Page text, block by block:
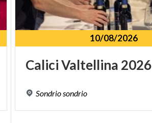
10/08/2026
CaliciValtellina 2026
Sondriosondrio